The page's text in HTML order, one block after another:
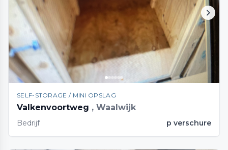
SELF-STORAGE / MINI OPSLAG
Valkenvoortweg , Waalwijk
Bedrijf p verschure